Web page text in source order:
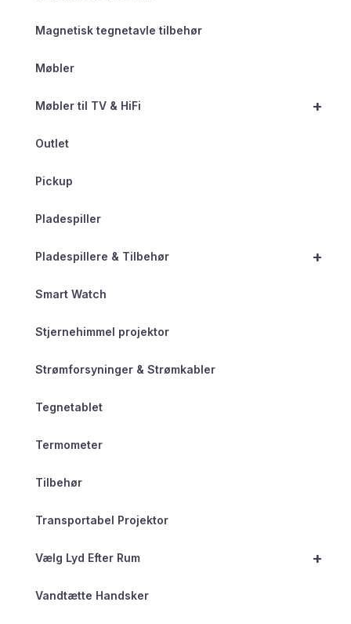
Magnetisk tegnetavle tilbehør
Møbler
+
Møbler til TV & HiFi
Outlet
Pickup
Pladespiller
+
Pladespillere & Tilbehør
Smart Watch
Stjernehimmel projektor
Strømforsyninger & Strømkabler
Tegnetablet
Termometer
Tilbehør
Transportabel Projektor
+
Vælg Lyd Efter Rum
Vandtætte Handsker